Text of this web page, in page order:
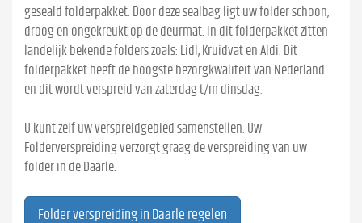
geseald folderpakket. Door deze sealbag ligt uw folder schoon,
droog en ongekreukt op de deurmat. In dit folderpakket zitten
landelijk bekende folders zoals: Lidl, Kruidvat en Aldi. Dit
folderpakket heeft de hoogste bezorgkwaliteit van Nederland
en dit wordt verspreid van zaterdag t/m dinsdag.
U kunt zelf uw verspreidgebied samenstellen. Uw
Folderverspreiding verzorgt graag de verspreiding van uw
folder in de Daarle.
Folder verspreiding in Daarle regelen